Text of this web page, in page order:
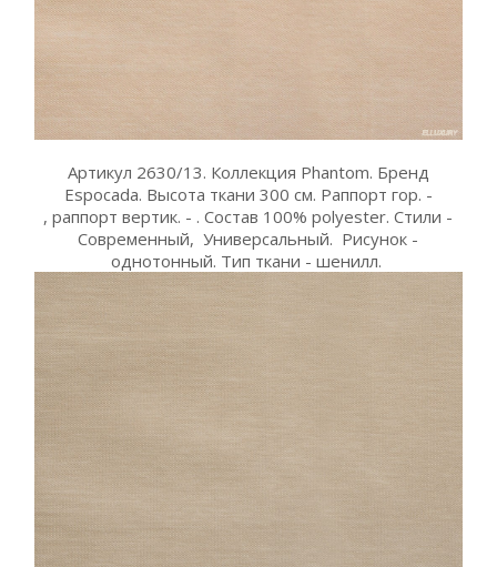
Артикул 2630/13. Коллекция Phantom. Бренд
Espocada. Высота ткани 300 см. Раппорт гор. -
, раппорт вертик. - . Состав 100% polyester. Стили -
Современный, Универсальный. Рисунок -
однотонный. Тип ткани - шенилл.